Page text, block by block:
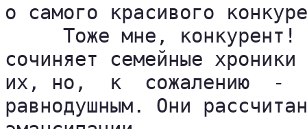
о самого красивого
Тоже мне,
сочиняет семейные
их, но,  к  сожалению  -
равнодушным. Они